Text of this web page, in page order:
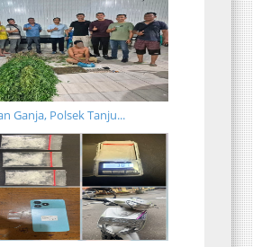
Ganja, Polsek Tanju...